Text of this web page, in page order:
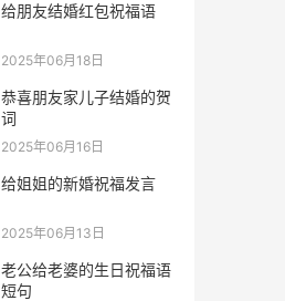
给朋友结婚红包祝福语
2025年06月18日
恭喜朋友家儿子结婚的贺
词
2025年06月16日
给姐姐的新婚祝福发言
2025年06月13日
老公给老婆的生日祝福语
短句